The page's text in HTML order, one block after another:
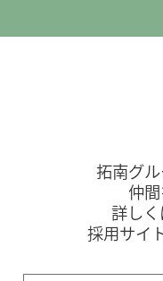
拓南グ
仲間
詳し
採用サイ